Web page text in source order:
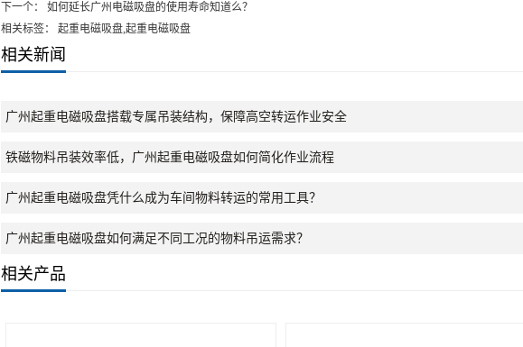
下一个：
如何延长广州电磁吸盘的使用寿命知道么？
相关标签： 起重电磁吸盘,起重电磁吸盘
相关新闻
广州起重电磁吸盘搭载专属吊装结构，保障高空转运作业安全
铁磁物料吊装效率低，广州起重电磁吸盘如何简化作业流程
广州起重电磁吸盘凭什么成为车间物料转运的常用工具？
广州起重电磁吸盘如何满足不同工况的物料吊运需求？
相关产品